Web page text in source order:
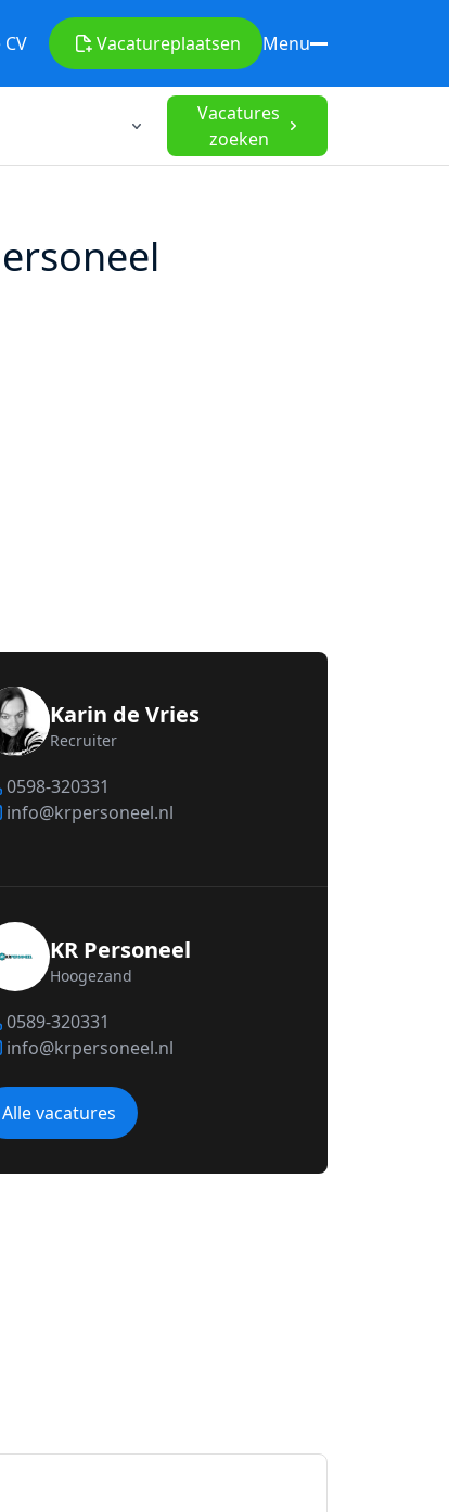
Vacatureplaatsen Menu
Vacatures
zoeken
Karin de Vries
Recruiter
0598-320331
info@krpersoneel.nl
KR Personeel
Hoogezand
0589-320331
info@krpersoneel.nl
Alle vacatures